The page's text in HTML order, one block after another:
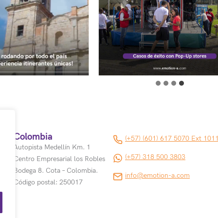
Colombia
Autopista Medellín Km. 1
Centro Empresarial los Robles
Bodega 8. Cota – Colombia.
Código postal: 250017
(+57) (601) 617 5070 Ext
(+57) 318 500 3803
info@emotion-a.com